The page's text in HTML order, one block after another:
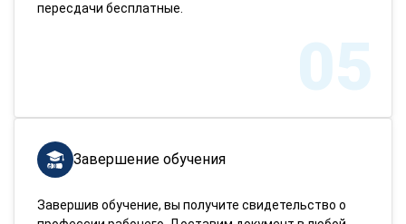
пересдачи бесплатные.
05
Завершение обучения
Завершив обучение, вы получите свидетельство о